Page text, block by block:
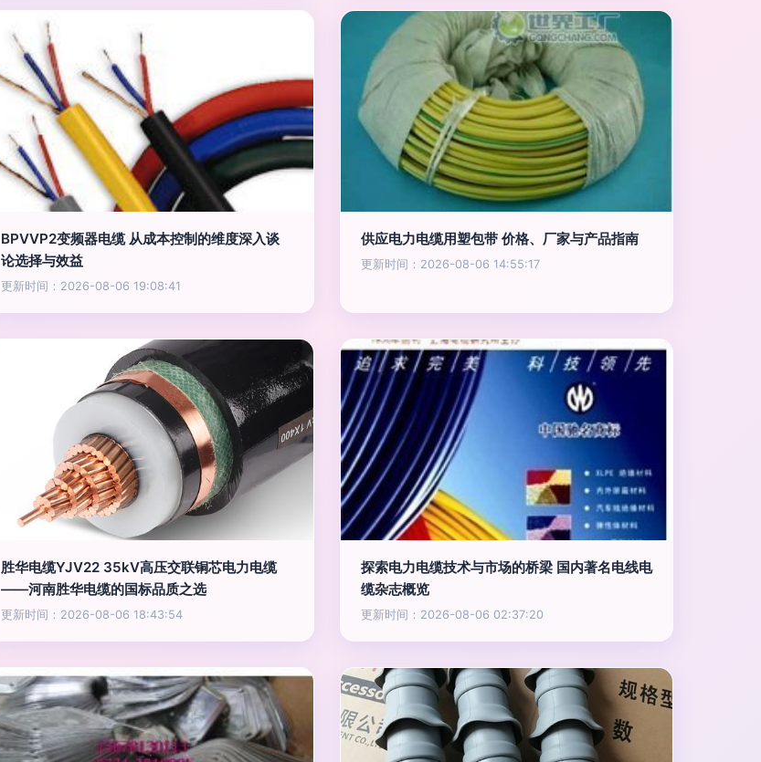
BPVVP2变频器电缆 从成本控制的维度深入谈
论选择与效益
更新时间：2026-08-06 19:08:41
供应电力电缆用塑包带 价格、厂家与产品指南
更新时间：2026-08-06 14:55:17
胜华电缆YJV22 35kV高压交联铜芯电力电缆
——河南胜华电缆的国标品质之选
更新时间：2026-08-06 18:43:54
探索电力电缆技术与市场的桥梁 国内著名电线电
缆杂志概览
更新时间：2026-08-06 02:37:20